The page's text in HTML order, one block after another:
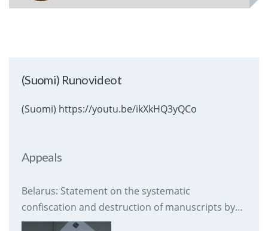
(Suomi) Runovideot
(Suomi) https://youtu.be/ikXkHQ3yQCo
Appeals
Belarus: Statement on the systematic
confiscation and destruction of manuscripts by
prison authorities